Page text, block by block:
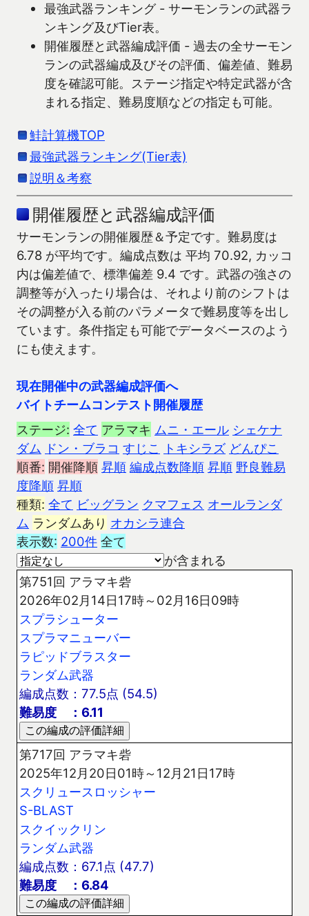
最強武器ランキング - サーモンランの武器ラ
ンキング及びTier表。
開催履歴と武器編成評価 - 過去の全サーモン
ランの武器編成及びその評価、偏差値、難易
度を確認可能。ステージ指定や特定武器が含
まれる指定、難易度順などの指定も可能。
鮭計算機TOP
最強武器ランキング(Tier表)
説明＆考察
開催履歴と武器編成評価
サーモンランの開催履歴＆予定です。難易度は
6.78 が平均です。編成点数は 平均 70.92, カッコ
内は偏差値で、標準偏差 9.4 です。武器の強さの
調整等が入ったり場合は、それより前のシフトは
その調整が入る前のパラメータで難易度等を出し
ています。条件指定も可能でデータベースのよう
にも使えます。
現在開催中の武器編成評価へ
バイトチームコンテスト開催履歴
ステージ: 全て アラマキ ムニ・エール シェケナ
ダム ドン・ブラコ すじこ トキシラズ どんぴこ
順番: 開催降順 昇順 編成点数降順 昇順 野良難易
度降順 昇順
種類: 全て ビッグラン クマフェス オールランダ
ム ランダムあり オカシラ連合
表示数: 200件 全て
が含まれる
第751回 アラマキ砦
2026年02月14日17時～02月16日09時
スプラシューター
スプラマニューバー
ラピッドブラスター
ランダム武器
編成点数：77.5点 (54.5)
難易度 ：6.11
第717回 アラマキ砦
2025年12月20日01時～12月21日17時
スクリュースロッシャー
S-BLAST
スクイックリン
ランダム武器
編成点数：67.1点 (47.7)
難易度 ：6.84